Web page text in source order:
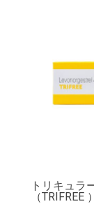
トリキュラ
（TRIFREE